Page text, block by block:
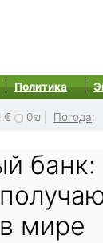
Политика
€ 0₪ Погода:
банк:
мире